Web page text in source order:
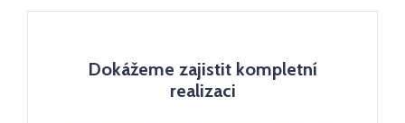
Dokážeme zajistit kompletní
realizaci